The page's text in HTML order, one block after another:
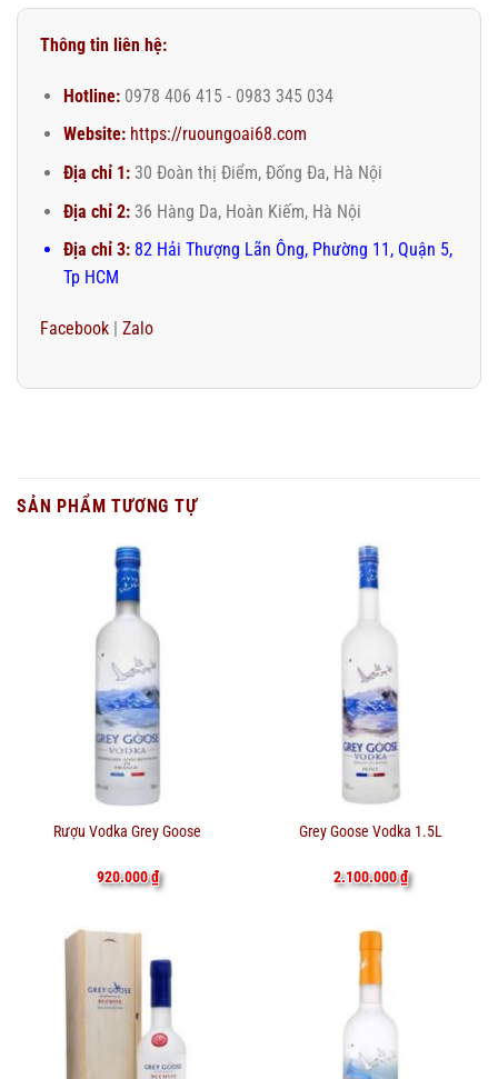
Thông tin liên hệ:
Hotline:0978 406 415 - 0983 345 034
Website: https://ruoungoai68.com
Địa chỉ 1:30 Đoàn thị Điểm, Đống Đa, Hà Nội
Địa chỉ 2:36 Hàng Da, Hoàn Kiếm, Hà Nội
Địa chỉ 3:82 Hải Thượng Lãn Ông, Phường 11, Quận 5,
Tp HCM
Facebook | Zalo
SẢN PHẨM TƯƠNG TỰ
Rượu Vodka Grey Goose
920.000₫
Grey Goose Vodka 1.5L
2.100.000₫